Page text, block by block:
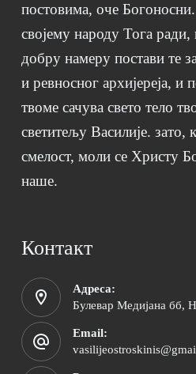
постовима, оче
својему народу Тога ради,
добру намеру постави те
и ревносног архијереја, и
твоме сачува свето тело
светитељу Василије. зато,
смелост, моли се Христу
наше.
Контакт
Адреса:
Булевар Медијана бб,
Email: